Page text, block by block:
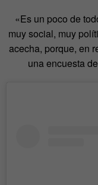
«Es un poco de
muy social, muy
acecha, porque, en
una encuesta